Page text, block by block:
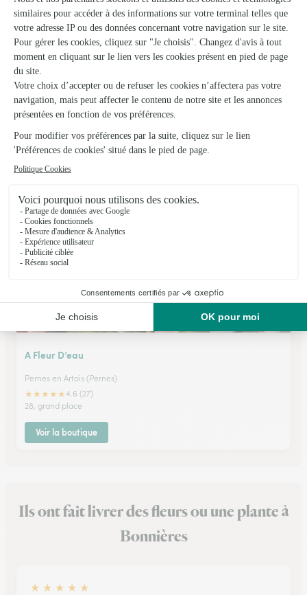
Atelier 47
★★★★★3.9 (49)
Voir la boutique
A Fleur D’eau
Pernes en Artois (Pernes)
★★★★★4.6 (27)
28, grand place
Voir la boutique
Ils ont fait livrer des fleurs ou une plante à
Bonnières
★ ★ ★ ★ ★